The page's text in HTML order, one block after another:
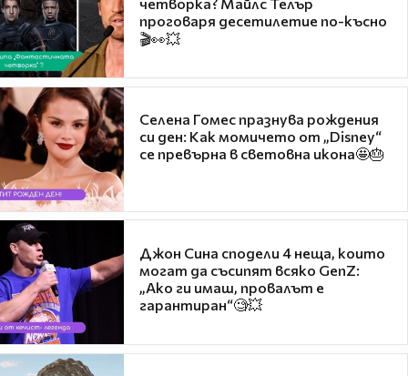
проговаря десетилетие по-късно
🎬👀💥
Селена Гомес празнува рождения
си ден: Как момичето от „Disney“
се превърна в световна икона🤩🎂
Джон Сина сподели 4 неща, които
могат да съсипят всяко GenZ:
„Ако ги имаш, провалът е
гарантиран“🧐💥